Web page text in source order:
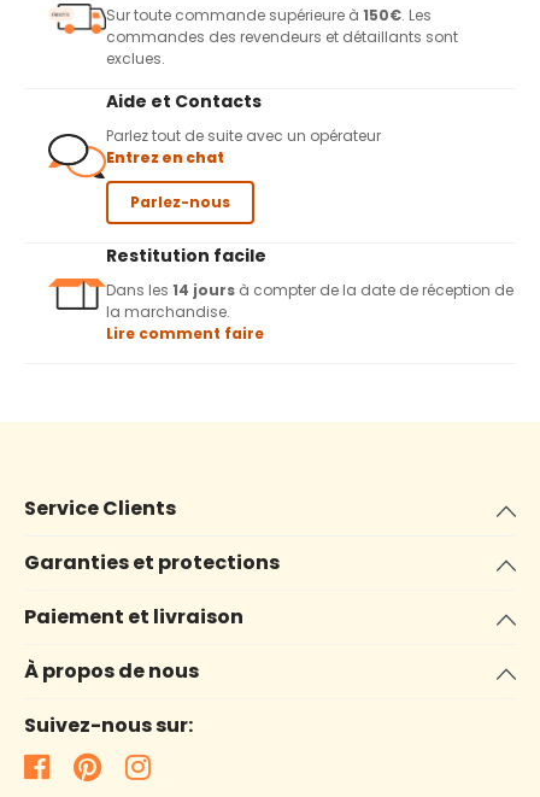
Sur toute commande supérieure à 150€. Les
commandes des revendeurs et détaillants sont
exclues.
Aide et Contacts
Parlez tout de suite avec un opérateur
Entrez en chat
Parlez-nous
Restitution facile
Dans les 14 jours à compter de la date de réception de
la marchandise.
Lire comment faire
Service Clients
Garanties et protections
Paiement et livraison
À propos de nous
Suivez-nous sur: